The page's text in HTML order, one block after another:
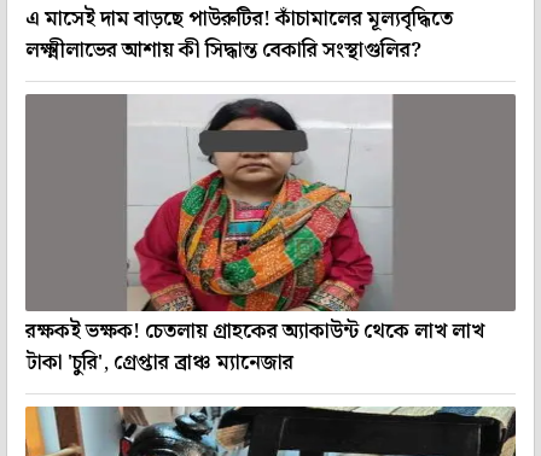
এ মাসেই দাম বাড়ছে পাউরুটির! কাঁচামালের মূল্যবৃদ্ধিতে
লক্ষ্মীলাভের আশায় কী সিদ্ধান্ত বেকারি সংস্থাগুলির?
রক্ষকই ভক্ষক! চেতলায় গ্রাহকের অ্যাকাউন্ট থেকে লাখ লাখ
টাকা 'চুরি', গ্রেপ্তার ব্রাঞ্চ ম্যানেজার